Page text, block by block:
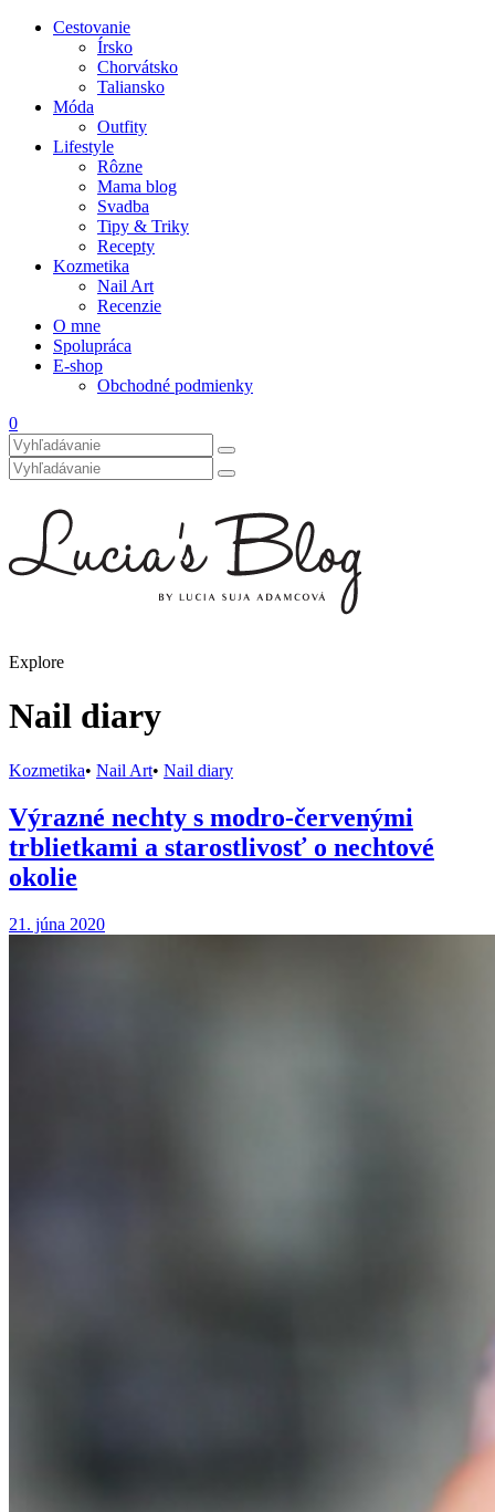
Cestovanie
Írsko
Chorvátsko
Taliansko
Móda
Outfity
Lifestyle
Rôzne
Mama blog
Svadba
Tipy & Triky
Recepty
Kozmetika
Nail Art
Recenzie
O mne
Spolupráca
E-shop
Obchodné podmienky
0
Explore
Nail diary
Kozmetika• Nail Art• Nail diary
Výrazné nechty s modro-červenými
trblietkami a starostlivosť o nechtové
okolie
21. júna 2020